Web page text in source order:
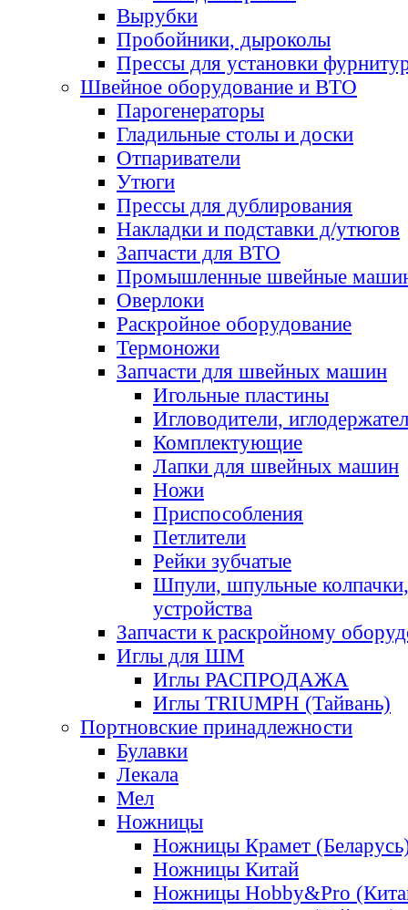
Вырубки
Пробойники, дыроколы
Прессы для установки
Швейное оборудование и ВТО
Парогенераторы
Гладильные столы и доски
Отпариватели
Утюги
Прессы для дублирования
Накладки и подставки д/утюгов
Запчасти для ВТО
Промышленные швейные
Оверлоки
Раскройное оборудование
Термоножи
Запчасти для швейных машин
Игольные пластины
Игловодители,
Комплектующие
Лапки для швейных машин
Ножи
Приспособления
Петлители
Рейки зубчатые
Шпули, шпульные
устройства
Запчасти к раскройному
Иглы для ШМ
Иглы РАСПРОДАЖА
Иглы TRIUMPH (Тайвань)
Портновские принадлежности
Булавки
Лекала
Мел
Ножницы
Ножницы Крамет
Ножницы Китай
Ножницы Hobby&Pro